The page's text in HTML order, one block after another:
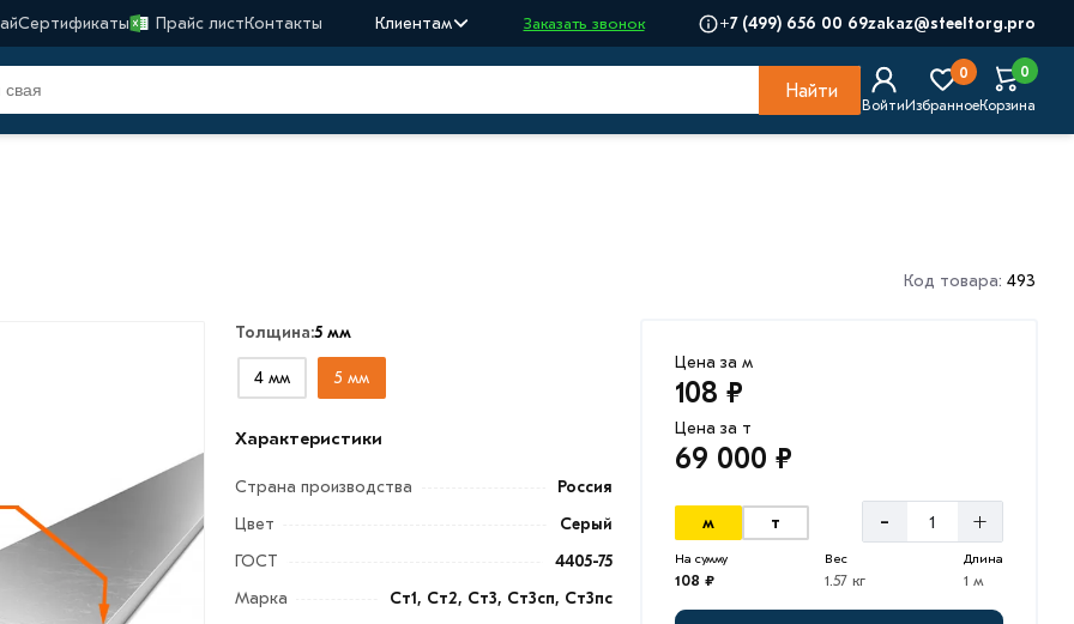
Сертификаты Прайс листКонтакты Клиентам Заказать звонок +7 (499) 656 00 69zakaz@steeltorg.pro
Найти
ВойтиИзбранное
0
Корзина
0
Код товара: 493
Толщина:5 мм
4 мм 5 мм
Характеристики
Страна производства
Россия
Цвет
Серый
ГОСТ
4405-75
Марка
Ст1, Ст2, Ст3, Ст3сп, Ст3пс
Цена за м
108 ₽
Цена за т
69 000 ₽
м т - +
На сумму
108 ₽
Вес
1.57 кг
Длина
1 м